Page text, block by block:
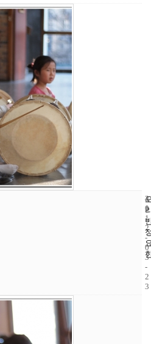
4
1
2
0
1
2
-
0
3
-
2
3